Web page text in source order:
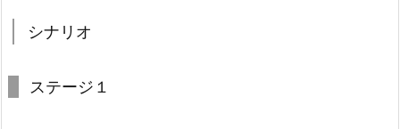
シナリオ
ステージ１